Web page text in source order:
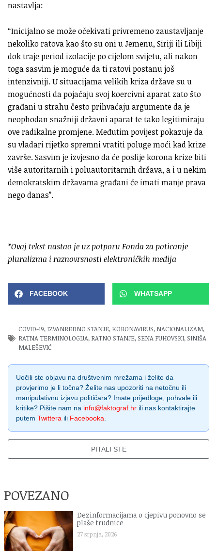
nastavlja:
“Inicijalno se može očekivati privremeno zaustavljanje
nekoliko ratova kao što su oni u Jemenu, Siriji ili Libiji
dok traje period izolacije po cijelom svijetu, ali nakon
toga sasvim je moguće da ti ratovi postanu još
intenzivniji. U situacijama velikih kriza države su u
mogućnosti da pojačaju svoj koercivni aparat zato što
građani u strahu često prihvaćaju argumente da je
neophodan snažniji državni aparat te tako legitimiraju
ove radikalne promjene. Međutim povijest pokazuje da
su vladari rijetko spremni vratiti poluge moći kad krize
završe. Sasvim je izvjesno da će poslije korona krize biti
više autoritarnih i poluautoritarnih država, a i u nekim
demokratskim državama građani će imati manje prava
nego danas”.
*Ovaj tekst nastao je uz potporu Fonda za poticanje
pluralizma i raznovrsnosti elektroničkih medija
FACEBOOK WHATSAPP
COVID-19, IZVANREDNO STANJE, KORONAVIRUS, NACIONALIZAM,
RATNA TERMINOLOGIJA, RATNO STANJE, SENA PUHOVSKI, SINIŠA
MALEŠEVIĆ
Uočili ste objavu na društvenim mrežama i želite da
provjerimo je li točna? Želite nas upozoriti na netočnu ili
manipulativnu izjavu političara? Imate prijedloge, pohvale ili
kritike? Pišite nam na info@faktograf.hr ili nas kontaktirajte
putem Twittera ili Facebooka
PITALI STE
POVEZANO
Dezinformacijama o cjepivu ponovno se
plaše trudnice
27 srpnja, 2026